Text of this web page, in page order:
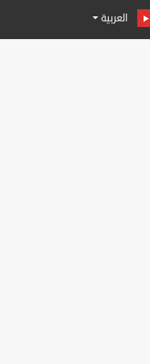
العربية